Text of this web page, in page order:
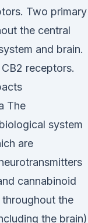
Two primary
the central
and brain.
receptors.
The
system
are
cannabinoid
the
the brain)